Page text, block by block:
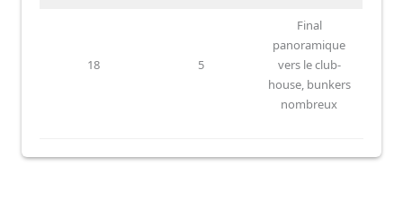
18 5
Final
panoramique
vers le club-
house, bunkers
nombreux